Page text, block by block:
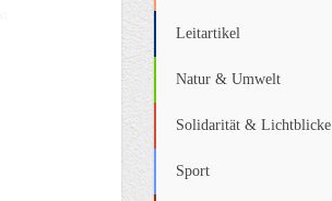
Leitartikel
Natur & Umwelt
Solidarität & Lichtblicke
Sport